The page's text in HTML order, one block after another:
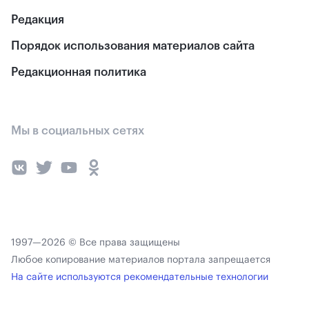
Редакция
Порядок использования материалов сайта
Редакционная политика
Мы в социальных сетях
1997—2026 © Все права защищены
Любое копирование материалов портала запрещается
На сайте используются рекомендательные технологии